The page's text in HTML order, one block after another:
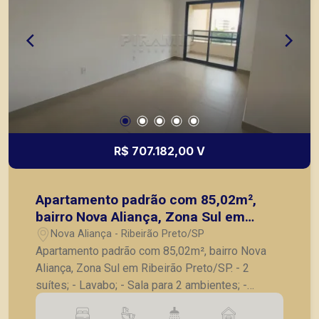
R$ 707.182,00 V
Apartamento padrão com 85,02m²,
bairro Nova Aliança, Zona Sul em
Ribeirão Preto/SP.
Nova Aliança - Ribeirão Preto/SP
Apartamento padrão com 85,02m², bairro Nova
Aliança, Zona Sul em Ribeirão Preto/SP. - 2
suítes; - Lavabo; - Sala para 2 ambientes; -
Varanda gourmet com churrasqueira; - Cozinha; -